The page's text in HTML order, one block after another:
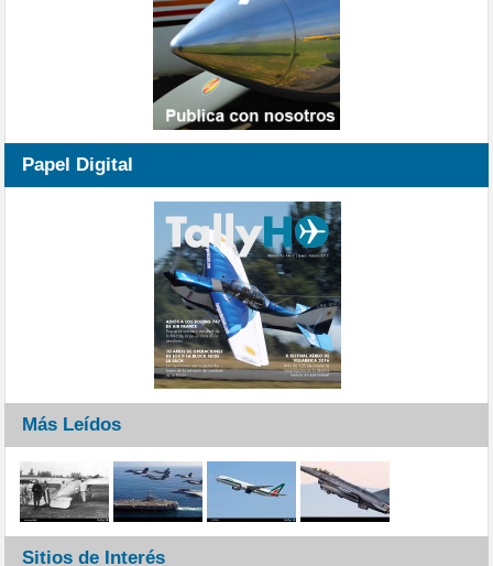
Papel Digital
Más Leídos
Sitios de Interés